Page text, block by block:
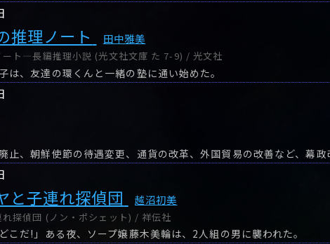
推理ノート 田中雅美
ート―長編推理小説 (光文社文庫 た 7-9) / 光文社
は、友達の環くんと一緒の塾に通い始めた。
と子連れ探偵団 越沼初美
探偵団 (ノン・ポシェット) / 祥伝社
こだ!」ある夜、ソープ嬢藤木美輪は、2人組の男に襲われた。